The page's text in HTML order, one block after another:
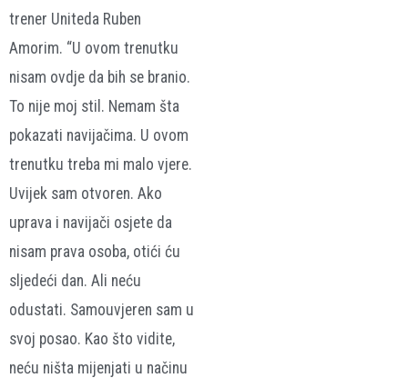
trener Uniteda Ruben
Amorim. “U ovom trenutku
nisam ovdje da bih se branio.
To nije moj stil. Nemam šta
pokazati navijačima. U ovom
trenutku treba mi malo vjere.
Uvijek sam otvoren. Ako
uprava i navijači osjete da
nisam prava osoba, otići ću
sljedeći dan. Ali neću
odustati. Samouvjeren sam u
svoj posao. Kao što vidite,
neću ništa mijenjati u načinu